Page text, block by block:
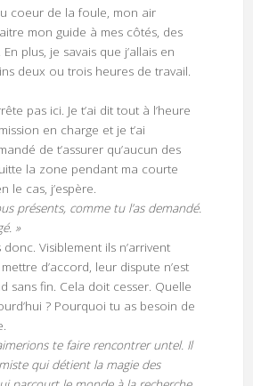
coeur de la foule, mon air
mon guide à mes côtés, des
plus, je savais que j’allais en
deux ou trois heures de travail.
pas ici. Je t’ai dit tout à l’heure
en charge et je t’ai
de t’assurer qu’aucun des
la zone pendant ma courte
le cas, j’espère.
présents, comme tu l’as demandé.
»
Visiblement ils n’arrivent
d’accord, leur dispute n’est
sans fin. Cela doit cesser. Quelle
? Pourquoi tu as besoin de
te faire rencontrer untel. Il
qui détient la magie des